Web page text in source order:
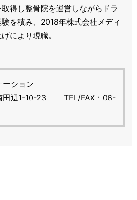
得し整骨院を運営しながらドラ
を積み、2018年株式会社メディ
により現職。
ーション
田辺1-10-23 TEL/FAX：06-